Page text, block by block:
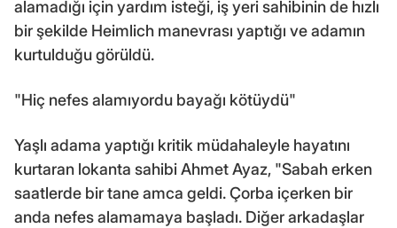
alamadığı için yardım isteği, iş yeri sahibinin de hızlı
bir şekilde Heimlich manevrası yaptığı ve adamın
kurtulduğu görüldü.
"Hiç nefes alamıyordu bayağı kötüydü"
Yaşlı adama yaptığı kritik müdahaleyle hayatını
kurtaran lokanta sahibi Ahmet Ayaz, "Sabah erken
saatlerde bir tane amca geldi. Çorba içerken bir
anda nefes alamamaya başladı. Diğer arkadaşlar